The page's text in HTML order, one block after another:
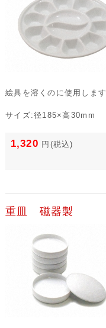
絵具を溶くのに使用します
サイズ:径185×高30mm
1,320 円 (税込)
重皿 磁器製